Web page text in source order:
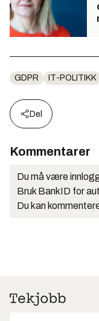
GDPR IT-POLITIKK
Del
Kommentarer
Du må være
Bruk BankID for
Du kan